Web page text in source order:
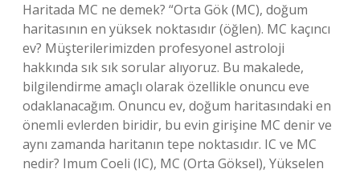
Haritada MC ne demek? “Orta Gök (MC), doğum
haritasının en yüksek noktasıdır (öğlen). MC kaçıncı
ev? Müşterilerimizden profesyonel astroloji
hakkında sık sık sorular alıyoruz. Bu makalede,
bilgilendirme amaçlı olarak özellikle onuncu eve
odaklanacağım. Onuncu ev, doğum haritasındaki en
önemli evlerden biridir, bu evin girişine MC denir ve
aynı zamanda haritanın tepe noktasıdır. IC ve MC
nedir? Imum Coeli (IC), MC (Orta Göksel), Yükselen